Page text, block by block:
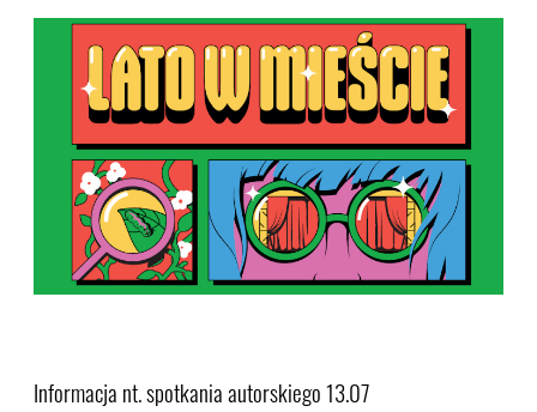
Informacja nt. spotkania autorskiego 13.07